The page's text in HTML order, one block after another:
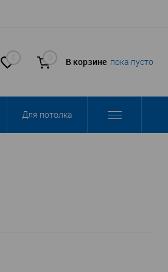
0 0 В корзине пока пусто
Для потолка